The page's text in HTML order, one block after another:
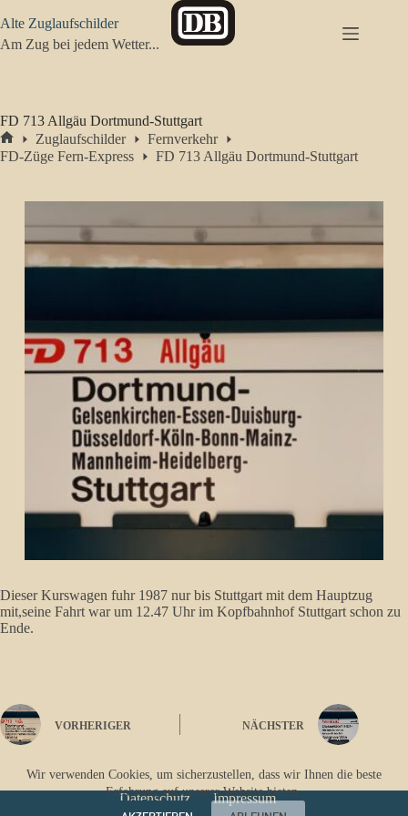
Inhalt
springen
Wir verwenden Cookies, um sicherzustellen, dass wir Ihnen die beste
Erfahrung auf unserer Website bieten.
Alte Zuglaufschilder
Am Zug bei jedem Wetter...
FD 713 Allgäu Dortmund-Stuttgart
Start
Zuglaufschilder
Fernverkehr
FD-Züge Fern-Express
FD 713 Allgäu Dortmund-Stuttgart
Dieser Kurswagen fuhr 1987 nur bis Stuttgart mit dem Hauptzug
mit,seine Fahrt war um 12.47 Uhr im Kopfbahnhof Stuttgart schon zu
Ende.
VORHERIGER NÄCHSTER
Datenschutz Impressum